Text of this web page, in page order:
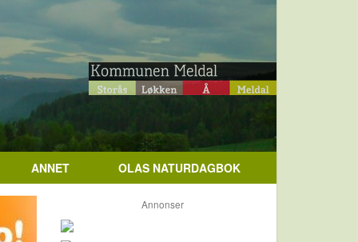
ANNET OLAS NATURDAGBOK
Annonser